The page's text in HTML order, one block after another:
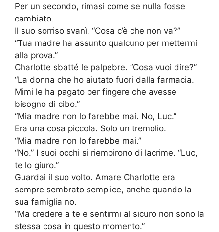
Per un secondo, rimasi come se nulla fosse
cambiato.
Il suo sorriso svanì. “Cosa c’è che non va?”
“Tua madre ha assunto qualcuno per mettermi
alla prova.”
Charlotte sbatté le palpebre. “Cosa vuoi dire?”
“La donna che ho aiutato fuori dalla farmacia.
Mimi le ha pagato per fingere che avesse
bisogno di cibo.”
“Mia madre non lo farebbe mai. No, Luc.”
Era una cosa piccola. Solo un tremolio.
“Mia madre non lo farebbe mai.”
“No.” I suoi occhi si riempirono di lacrime. “Luc,
te lo giuro.”
Guardai il suo volto. Amare Charlotte era
sempre sembrato semplice, anche quando la
sua famiglia no.
“Ma credere a te e sentirmi al sicuro non sono la
stessa cosa in questo momento.”